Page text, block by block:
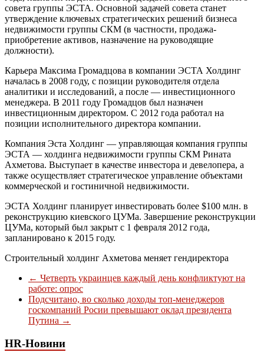
совета группы ЭСТА. Основной задачей совета станет
утверждение ключевых стратегических решений бизнеса
недвижимости группы СКМ (в частности, продажа-
приобретение активов, назначение на руководящие
должности).
Карьера Максима Громадцова в компании ЭСТА Холдинг
началась в 2008 году, с позиции руководителя отдела
аналитики и исследований, а после — инвестиционного
менеджера. В 2011 году Громадцов был назначен
инвестиционным директором. С 2012 года работал на
позиции исполнительного директора компании.
Компания Эста Холдинг — управляющая компания группы
ЭСТА — холдинга недвижимости группы СКМ Рината
Ахметова. Выступает в качестве инвестора и девелопера, а
также осуществляет стратегическое управление объектами
коммерческой и гостиничной недвижимости.
ЭСТА Холдинг планирует инвестировать более $100 млн. в
реконструкцию киевского ЦУМа. Завершение реконструкции
ЦУМа, который был закрыт с 1 февраля 2012 года,
запланировано к 2015 году.
Строительный холдинг Ахметова меняет гендиректора
← Четверть украинцев каждый день конфликтуют на
работе: опрос
Подсчитано, во сколько доходы топ-менеджеров
госкомпаний Росии превышают оклад президента
Путина →
HR-Новини